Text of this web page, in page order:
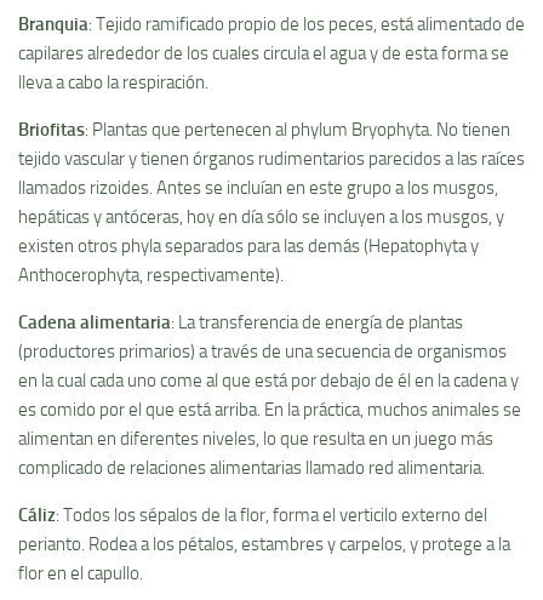
Branquia: Tejido ramificado propio de los peces, está alimentado de
capilares alrededor de los cuales circula el agua y de esta forma se
lleva a cabo la respiración.
Briofitas: Plantas que pertenecen al phylum Bryophyta. No tienen
tejido vascular y tienen órganos rudimentarios parecidos a las raí­ces
llamados rizoides. Antes se incluí­an en este grupo a los musgos,
hepáticas y antóceras, hoy en dí­a sólo se incluyen a los musgos, y
existen otros phyla separados para las demás (Hepatophyta y
Anthocerophyta, respectivamente).
Cadena alimentaria: La transferencia de energí­a de plantas
(productores primarios) a través de una secuencia de organismos
en la cual cada uno come al que está por debajo de él en la cadena y
es comido por el que está arriba. En la práctica, muchos animales se
alimentan en diferentes niveles, lo que resulta en un juego más
complicado de relaciones alimentarias llamado red alimentaria.
Cáliz: Todos los sépalos de la flor, forma el verticilo externo del
perianto. Rodea a los pétalos, estambres y carpelos, y protege a la
flor en el capullo.